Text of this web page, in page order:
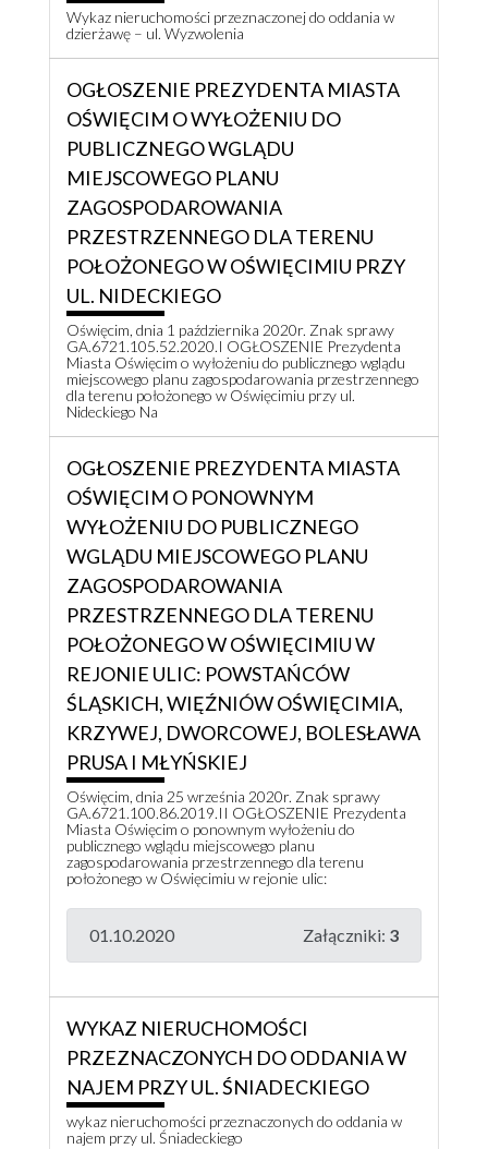
Wykaz nieruchomości przeznaczonej do oddania w
dzierżawę – ul. Wyzwolenia
OGŁOSZENIE PREZYDENTA MIASTA
OŚWIĘCIM O WYŁOŻENIU DO
PUBLICZNEGO WGLĄDU
MIEJSCOWEGO PLANU
ZAGOSPODAROWANIA
PRZESTRZENNEGO DLA TERENU
POŁOŻONEGO W OŚWIĘCIMIU PRZY
UL. NIDECKIEGO
Oświęcim, dnia 1 października 2020r. Znak sprawy
GA.6721.105.52.2020.I OGŁOSZENIE Prezydenta
Miasta Oświęcim o wyłożeniu do publicznego wglądu
miejscowego planu zagospodarowania przestrzennego
dla terenu położonego w Oświęcimiu przy ul.
Nideckiego Na
OGŁOSZENIE PREZYDENTA MIASTA
OŚWIĘCIM O PONOWNYM
WYŁOŻENIU DO PUBLICZNEGO
WGLĄDU MIEJSCOWEGO PLANU
ZAGOSPODAROWANIA
PRZESTRZENNEGO DLA TERENU
POŁOŻONEGO W OŚWIĘCIMIU W
REJONIE ULIC: POWSTAŃCÓW
ŚLĄSKICH, WIĘŹNIÓW OŚWIĘCIMIA,
KRZYWEJ, DWORCOWEJ, BOLESŁAWA
PRUSA I MŁYŃSKIEJ
Oświęcim, dnia 25 września 2020r. Znak sprawy
GA.6721.100.86.2019.II OGŁOSZENIE Prezydenta
Miasta Oświęcim o ponownym wyłożeniu do
publicznego wglądu miejscowego planu
zagospodarowania przestrzennego dla terenu
położonego w Oświęcimiu w rejonie ulic:
01.10.2020 Załączniki: 3
WYKAZ NIERUCHOMOŚCI
PRZEZNACZONYCH DO ODDANIA W
NAJEM PRZY UL. ŚNIADECKIEGO
wykaz nieruchomości przeznaczonych do oddania w
najem przy ul. Śniadeckiego